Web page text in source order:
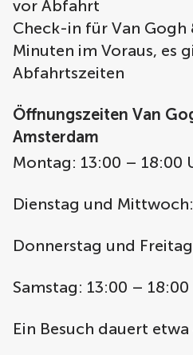
vor Abfahrt
Check-in für Van Gogh
Minuten im Voraus, es
Abfahrtszeiten
Öffnungszeiten Van
Amsterdam
Montag: 13:00 – 18:00
Dienstag und
Donnerstag und
Samstag: 13:00 –
Ein Besuch dauert